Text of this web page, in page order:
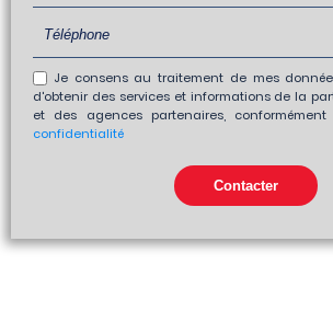
Je consens au traitement de mes
d'obtenir des services et informations de la
et des agences partenaires,
confidentialité